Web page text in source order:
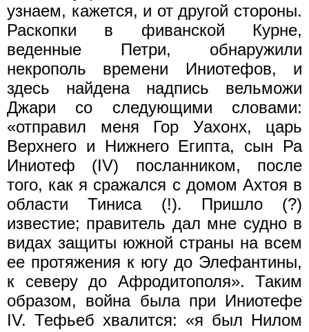
узнаем, кажется, и от другой стороны.
Раскопки в фиванской Курне,
веденные Петри, обнаружили
некрополь времени Иниотефов, и
здесь найдена надпись вельможи
Джари со следующими словами:
«отправил меня Гор Уахонх, царь
Верхнего и Нижнего Египта, сын Ра
Иниотеф (IV) посланником, после
того, как я сражался с домом Ахтоя в
области Тиниса (!). Пришло (?)
известие; правитель дал мне судно в
видах защиты южной страны на всем
ee протяжения к югу до Элефантины,
к северу до Афродитополя». Таким
образом, война была при Иниотефе
IV. Тефьеб хвалится: «я был Нилом